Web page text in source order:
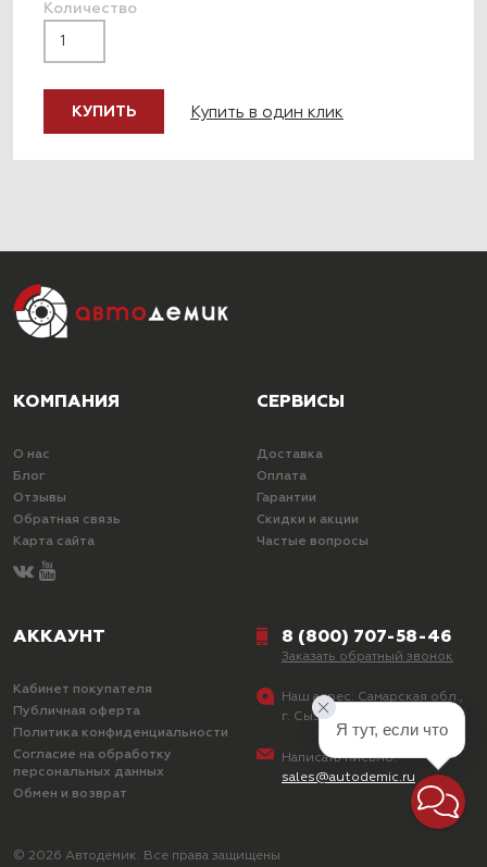
Количество
КУПИТЬ Купить в один клик
КОМПАНИЯ
О нас
Блог
Отзывы
Обратная связь
Карта сайта
СЕРВИСЫ
Доставка
Оплата
Гарантии
Скидки и акции
Частые вопросы
АККАУНТ
Кабинет покупателя
Публичная оферта
Политика конфиденциальности
Согласие на обработку
персональных данных
Обмен и возврат
8 (800) 707-58-46
Заказать обратный звонок
Наш адрес: Самарская обл.,
г. Сызрань, ул. Лазо, д. 25
Написать письмо:
sales@autodemic.ru
© 2026 Автодемик. Все права защищены
Я тут, если что